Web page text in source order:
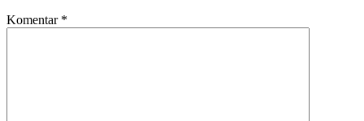
Komentar *